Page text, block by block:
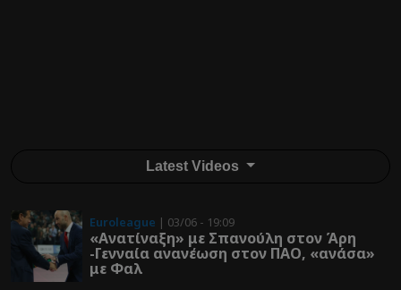
Latest Videos
Euroleague | 03/06 - 19:09
«Ανατίναξη» με Σπανούλη στον Άρη
-Γενναία ανανέωση στον ΠΑΟ, «ανάσα»
με Φαλ